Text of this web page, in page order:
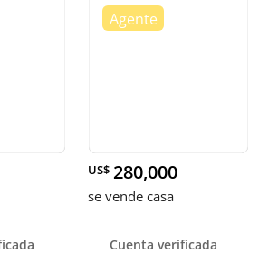
US$ 280,000
se vende casa
Cuenta verificada